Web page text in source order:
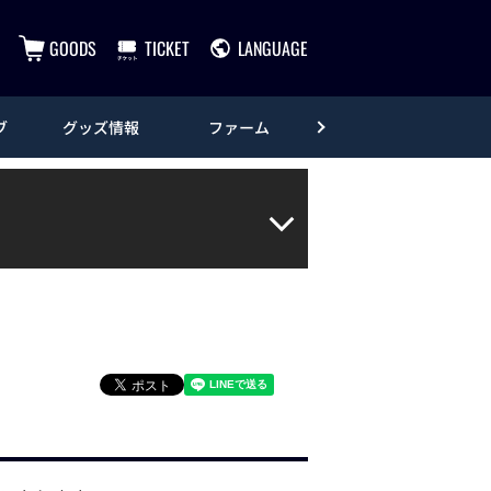
GOODS TICKET LANGUAGE
グッズ情報 ファーム